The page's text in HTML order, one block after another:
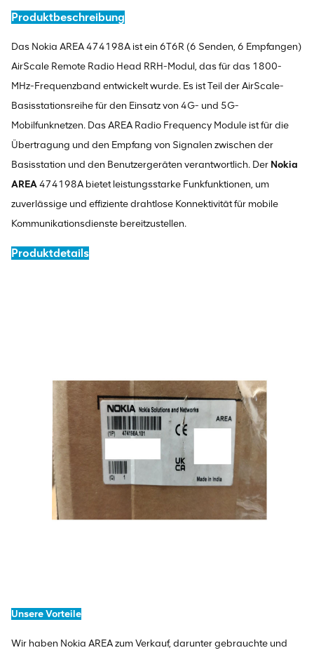
Produktbeschreibung
Das Nokia AREA 474198A ist ein 6T6R (6 Senden, 6 Empfangen)
AirScale Remote Radio Head RRH-Modul, das für das 1800-
MHz-Frequenzband entwickelt wurde. Es ist Teil der AirScale-
Basisstationsreihe für den Einsatz von 4G- und 5G-
Mobilfunknetzen. Das AREA Radio Frequency Module ist für die
Übertragung und den Empfang von Signalen zwischen der
Basisstation und den Benutzergeräten verantwortlich. Der Nokia
AREA474198A bietet leistungsstarke Funkfunktionen, um
zuverlässige und effiziente drahtlose Konnektivität für mobile
Kommunikationsdienste bereitzustellen.
Produktdetails
Unsere Vorteile
Wir haben Nokia AREA zum Verkauf, darunter gebrauchte und